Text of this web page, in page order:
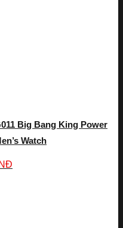
Big Bang King Power
Watch